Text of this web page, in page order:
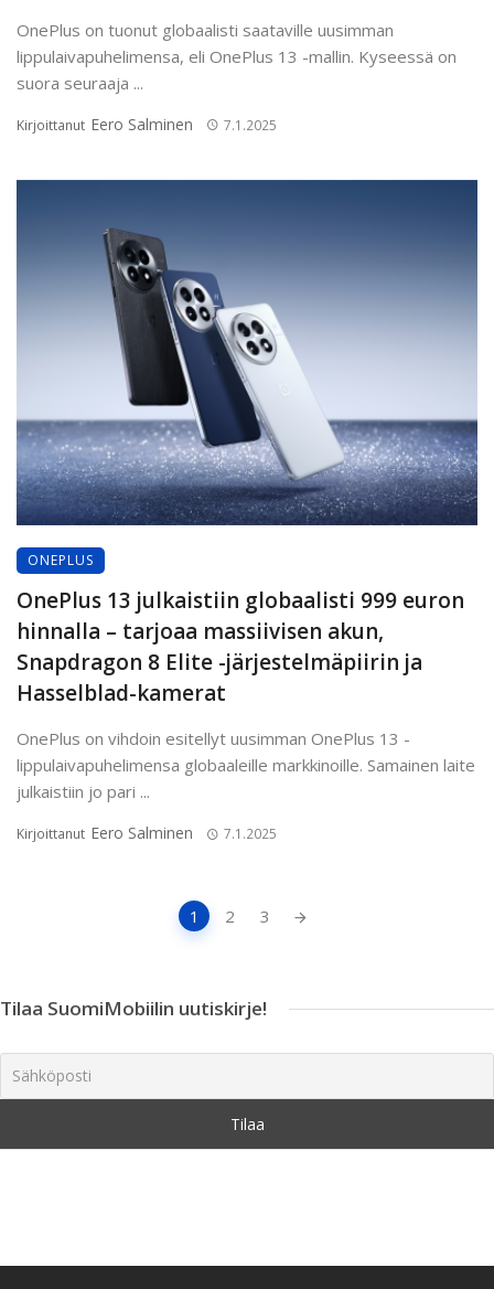
OnePlus on tuonut globaalisti saataville uusimman
lippulaivapuhelimensa, eli OnePlus 13 -mallin. Kyseessä on
suora seuraaja ...
Kirjoittanut Eero Salminen 7.1.2025
ONEPLUS
OnePlus 13 julkaistiin globaalisti 999 euron
hinnalla – tarjoaa massiivisen akun,
Snapdragon 8 Elite -järjestelmäpiirin ja
Hasselblad-kamerat
OnePlus on vihdoin esitellyt uusimman OnePlus 13 -
lippulaivapuhelimensa globaaleille markkinoille. Samainen laite
julkaistiin jo pari ...
Kirjoittanut Eero Salminen 7.1.2025
1 2 3
Tilaa SuomiMobiilin uutiskirje!